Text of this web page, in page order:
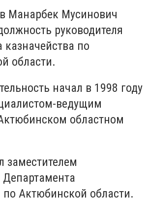
Манарбек Мусинович
руководителя
казначейства по
области.
начал в 1998 году
ведущим
областном
заместителем
Департамента
по Актюбинской области.